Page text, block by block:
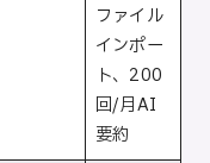
ファイル
インポー
ト、200
回/月AI
要約